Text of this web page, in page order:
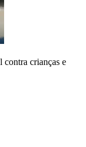
contra crianças e